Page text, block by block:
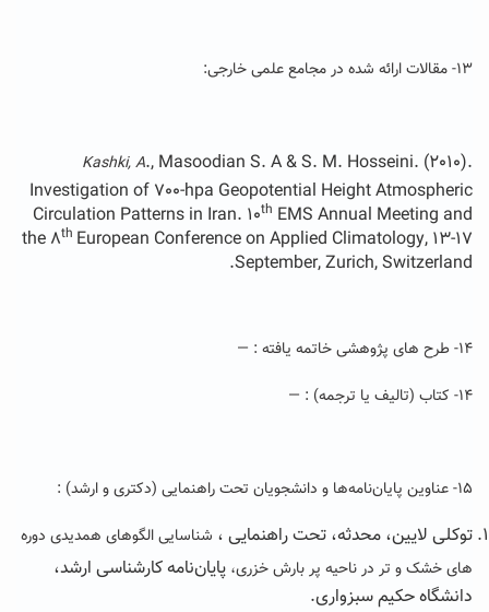
۱۳- مقالات ارائه شده در مجامع علمی خارجی:
Kashki, A., Masoodian S. A & S. M. Hosseini. (2010).
Investigation of 700-hpa Geopotential Height Atmospheric
Circulation Patterns in Iran. 10th EMS Annual Meeting and
the 8th European Conference on Applied Climatology, 13-17
September, Zurich, Switzerland.
۱۴- طرح های پژوهشی خاتمه یافته : —
۱۴- کتاب (تالیف یا ترجمه) : —
۱۵- عناوین پایان‌نامه‌ها و دانشجویان تحت راهنمایی (دکتری و ارشد) :
توکلی لایین، محدثه، تحت راهنمایی ، شناسایی الگوهای همدیدی دوره
های خشک و تر در ناحیه پر بارش خزری، پایان‌نامه کارشناسی ارشد،
دانشگاه حکیم سبزواری.